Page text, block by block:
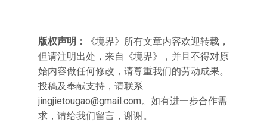
版权声明：
《境界》所有文章内容欢迎转载，
但请注明出处，来自《境界》，并且不得对原
始内容做任何修改，请尊重我们的劳动成果。
投稿及奉献支持，请联系
jingjietougao@gmail.com。如有进一步合作需
求，请给我们留言，谢谢。